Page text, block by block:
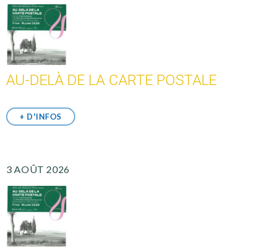
AU-DELÀ DE LA CARTE POSTALE
+ D'INFOS
3 AOÛT 2026